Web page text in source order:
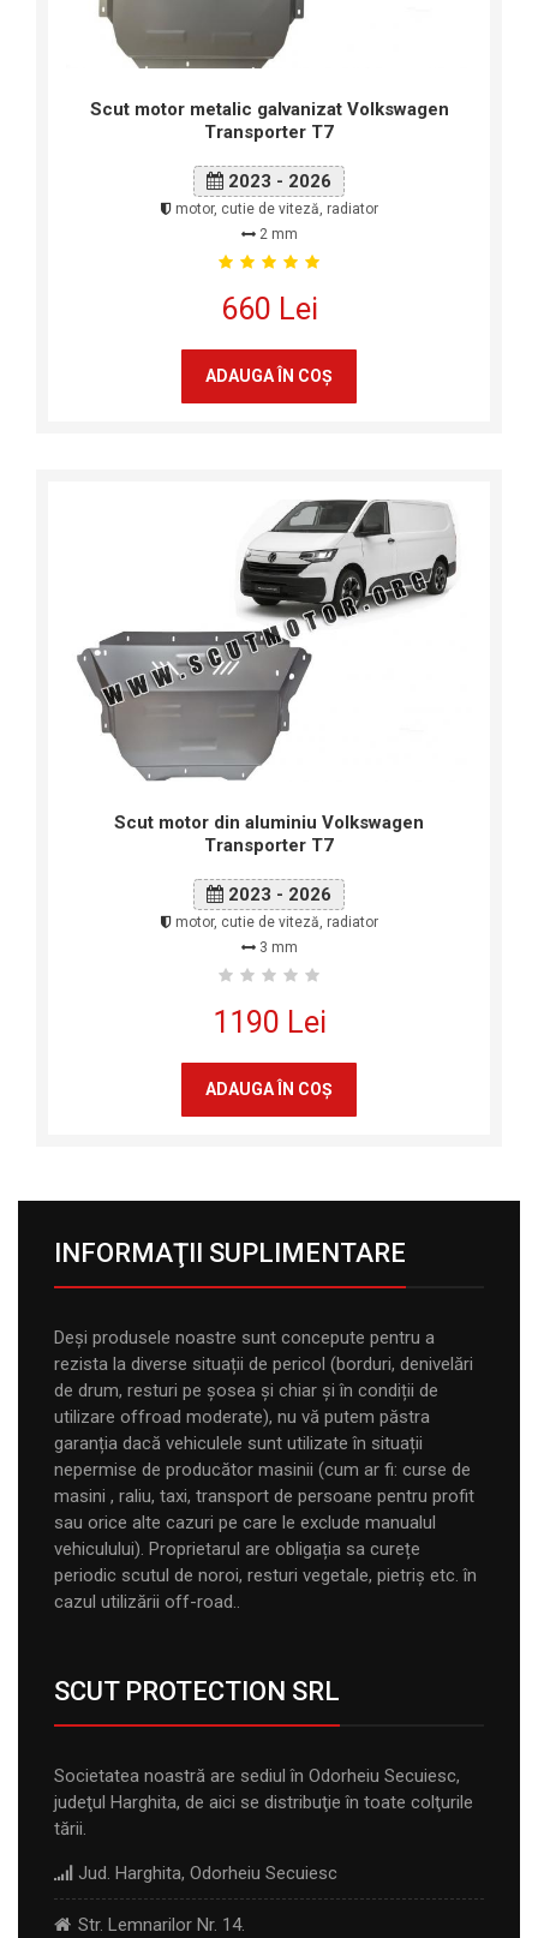
Scut motor metalic galvanizat Volkswagen
Transporter T7
2023 - 2026
motor, cutie de viteză, radiator
2 mm
660 Lei
ADAUGA ÎN COŞ
Scut motor din aluminiu Volkswagen
Transporter T7
2023 - 2026
motor, cutie de viteză, radiator
3 mm
1190 Lei
ADAUGA ÎN COŞ
INFORMAŢII SUPLIMENTARE
Deși produsele noastre sunt concepute pentru a
rezista la diverse situații de pericol (borduri, denivelări
de drum, resturi pe șosea și chiar și în condiții de
utilizare offroad moderate), nu vă putem păstra
garanția dacă vehiculele sunt utilizate în situații
nepermise de producător masinii (cum ar fi: curse de
masini , raliu, taxi, transport de persoane pentru profit
sau orice alte cazuri pe care le exclude manualul
vehiculului). Proprietarul are obligația sa curețe
periodic scutul de noroi, resturi vegetale, pietriș etc. în
cazul utilizării off-road..
SCUT PROTECTION SRL
Societatea noastră are sediul în Odorheiu Secuiesc,
judeţul Harghita, de aici se distribuţie în toate colţurile
tării.
Jud. Harghita, Odorheiu Secuiesc
Str. Lemnarilor Nr. 14.